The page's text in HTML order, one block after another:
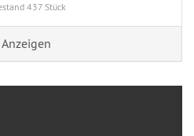
437 Stück
Anzeigen